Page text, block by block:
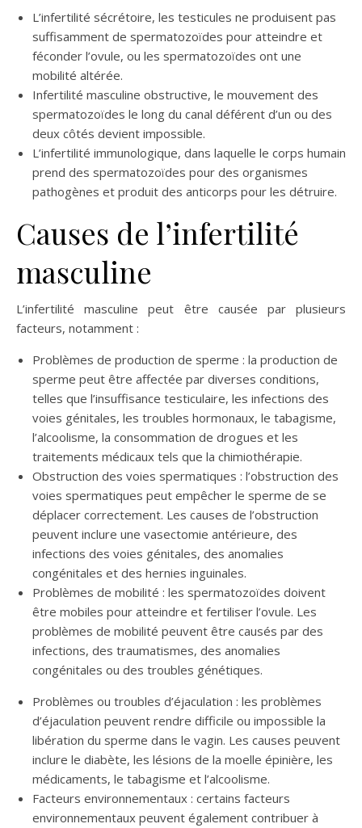
L’infertilité sécrétoire, les testicules ne produisent pas
suffisamment de spermatozoïdes pour atteindre et
féconder l’ovule, ou les spermatozoïdes ont une
mobilité altérée.
Infertilité masculine obstructive, le mouvement des
spermatozoïdes le long du canal déférent d’un ou des
deux côtés devient impossible.
L’infertilité immunologique, dans laquelle le corps humain
prend des spermatozoïdes pour des organismes
pathogènes et produit des anticorps pour les détruire.
Causes de l’infertilité
masculine
L’infertilité masculine peut être causée par plusieurs
facteurs, notamment :
Problèmes de production de sperme : la production de
sperme peut être affectée par diverses conditions,
telles que l’insuffisance testiculaire, les infections des
voies génitales, les troubles hormonaux, le tabagisme,
l’alcoolisme, la consommation de drogues et les
traitements médicaux tels que la chimiothérapie.
Obstruction des voies spermatiques : l’obstruction des
voies spermatiques peut empêcher le sperme de se
déplacer correctement. Les causes de l’obstruction
peuvent inclure une vasectomie antérieure, des
infections des voies génitales, des anomalies
congénitales et des hernies inguinales.
Problèmes de mobilité : les spermatozoïdes doivent
être mobiles pour atteindre et fertiliser l’ovule. Les
problèmes de mobilité peuvent être causés par des
infections, des traumatismes, des anomalies
congénitales ou des troubles génétiques.
Problèmes ou troubles d’éjaculation : les problèmes
d’éjaculation peuvent rendre difficile ou impossible la
libération du sperme dans le vagin. Les causes peuvent
inclure le diabète, les lésions de la moelle épinière, les
médicaments, le tabagisme et l’alcoolisme.
Facteurs environnementaux : certains facteurs
environnementaux peuvent également contribuer à